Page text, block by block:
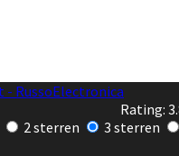
Rating:
2 sterren 3 sterren